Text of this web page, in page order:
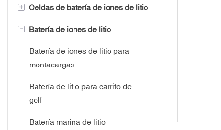
+ Celdas de batería de iones de litio
Batería prismática
Células cilíndricas
- Batería de iones de litio
Batería de iones de litio para
montacargas
Batería de litio para carrito de
golf
Batería marina de litio